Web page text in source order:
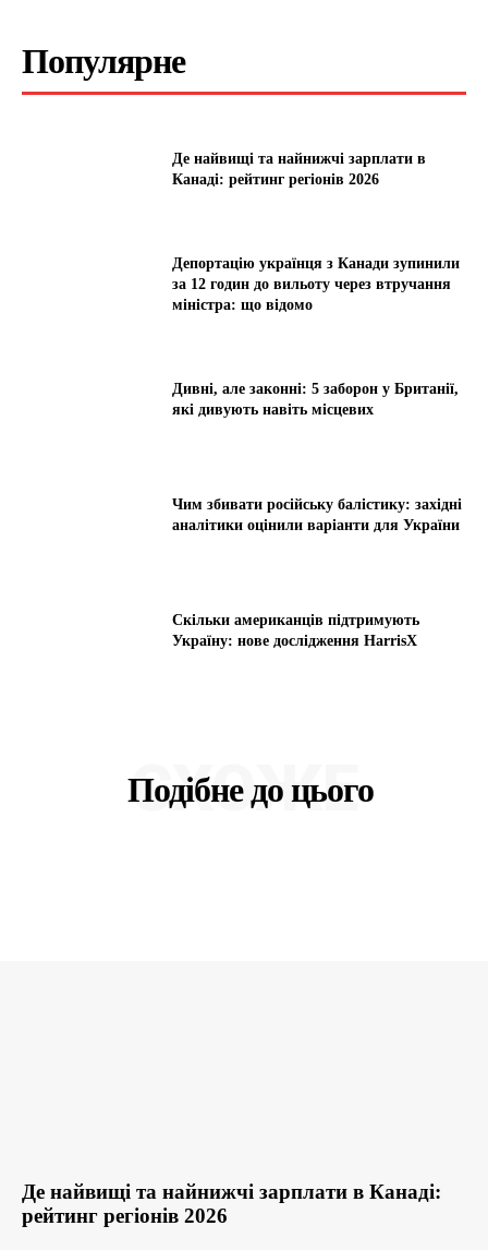
Популярне
Де найвищі та найнижчі зарплати в
Канаді: рейтинг регіонів 2026
Депортацію українця з Канади зупинили
за 12 годин до вильоту через втручання
міністра: що відомо
Дивні, але законні: 5 заборон у Британії,
які дивують навіть місцевих
Чим збивати російську балістику: західні
аналітики оцінили варіанти для України
Скільки американців підтримують
Україну: нове дослідження HarrisX
Подібне до цього
СХОЖЕ
Де найвищі та найнижчі зарплати в Канаді:
рейтинг регіонів 2026